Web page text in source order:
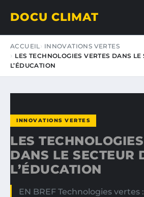
DOCU CLIMAT
ACCUEIL
INNOVATIONS VERTES
LES TECHNOLOGIES VERTES DANS LE
L’ÉDUCATION
INNOVATIONS VERTES
LES
DANS LE SECTEUR
L’ÉDUCATION
EN BREF Technologies